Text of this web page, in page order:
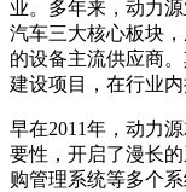
业。多年来，动力
汽车三大核心板块
的设备主流供应商
建设项目，在行业内
早在2011年，动力
要性，开启了漫长
购管理系统等多个